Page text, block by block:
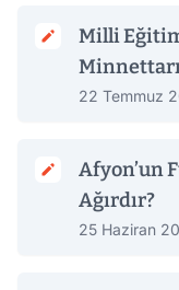
Milli
22 Temmuz
Afyon’un
Ağırdır?
25 Haziran